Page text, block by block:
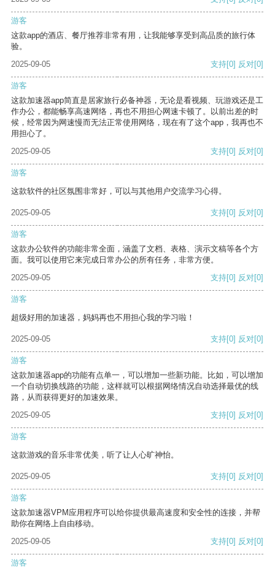
游客
这款app的酒店、餐厅推荐非常有用，让我能够享受到高品质的旅行体
验。
2025-09-05
支持[0] 反对[0]
游客
这款加速器app简直是居家旅行必备神器，无论是看视频、玩游戏还是工
作办公，都能畅享高速网络，再也不用担心网速卡顿了。以前出差的时
候，经常因为网速慢而无法正常使用网络，现在有了这个app，我再也不
用担心了。
2025-09-05
支持[0] 反对[0]
游客
这款软件的社区氛围非常好，可以与其他用户交流学习心得。
2025-09-05 支持[0] 反对[0]
游客
这款办公软件的功能非常全面，涵盖了文档、表格、演示文稿等各个方
面。我可以使用它来完成日常办公的所有任务，非常方便。
2025-09-05
支持[0] 反对[0]
游客
超级好用的加速器，妈妈再也不用担心我的学习啦！
2025-09-05 支持[0] 反对[0]
游客
这款加速器app的功能有点单一，可以增加一些新功能。比如，可以增加
一个自动切换线路的功能，这样就可以根据网络情况自动选择最优的线
路，从而获得更好的加速效果。
2025-09-05
支持[0] 反对[0]
游客
这款游戏的音乐非常优美，听了让人心旷神怡。
2025-09-05 支持[0] 反对[0]
游客
这款加速器VPM应用程序可以给你提供最高速度和安全性的连接，并帮
助你在网络上自由移动。
2025-09-05
支持[0] 反对[0]
游客